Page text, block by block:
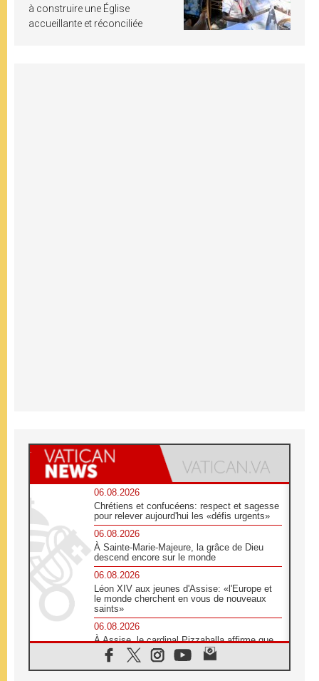
à construire une Église
accueillante et réconciliée
06.08.2026
Chrétiens et confucéens: respect et sagesse
pour relever aujourd'hui les «défis urgents»
06.08.2026
À Sainte-Marie-Majeure, la grâce de Dieu
descend encore sur le monde
06.08.2026
Léon XIV aux jeunes d'Assise: «l'Europe et
le monde cherchent en vous de nouveaux
saints»
06.08.2026
À Assise, le cardinal Pizzaballa affirme que
«les chrétiens veulent la paix»
06.08.2026